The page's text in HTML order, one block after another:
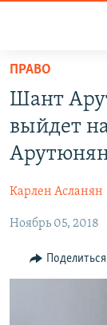
Перейти
основному
содержанию
Перейти
основной
навигации
Перейти
поиску
ПОЛИТИКА
ЭКОНОМИКА
РЕГИОН
НАГОРНЫЙ
ПРАВО
Шант
выйдет
Карлен Асланян
Ноябрь 05, 2018
Поделиться